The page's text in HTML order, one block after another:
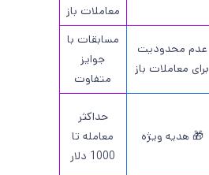
معاملات باز
عدم محدودیت
برای معاملات باز
مسابقات با
جوایز
متفاوت
🎁 هدیه ویژه
حداکثر
معامله تا
1000 دلار